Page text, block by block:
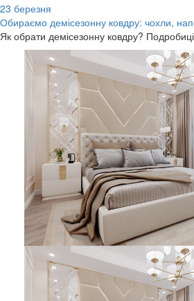
23 березня
Обираємо демісезонну ковдру: чохли,
Як обрати демісезонну ковдру?